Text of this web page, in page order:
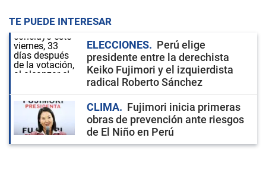
TE PUEDE INTERESAR
ELECCIONES
Perú elige
presidente entre la derechista
Keiko Fujimori y el izquierdista
radical Roberto Sánchez
CLIMA
Fujimori inicia primeras
obras de prevención ante riesgos
de El Niño en Perú